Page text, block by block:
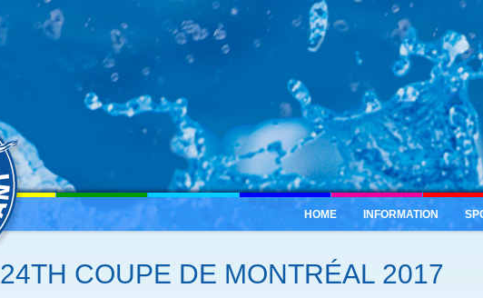
HOME INFORMATION
24TH COUPE DE MONTRÉAL 2017